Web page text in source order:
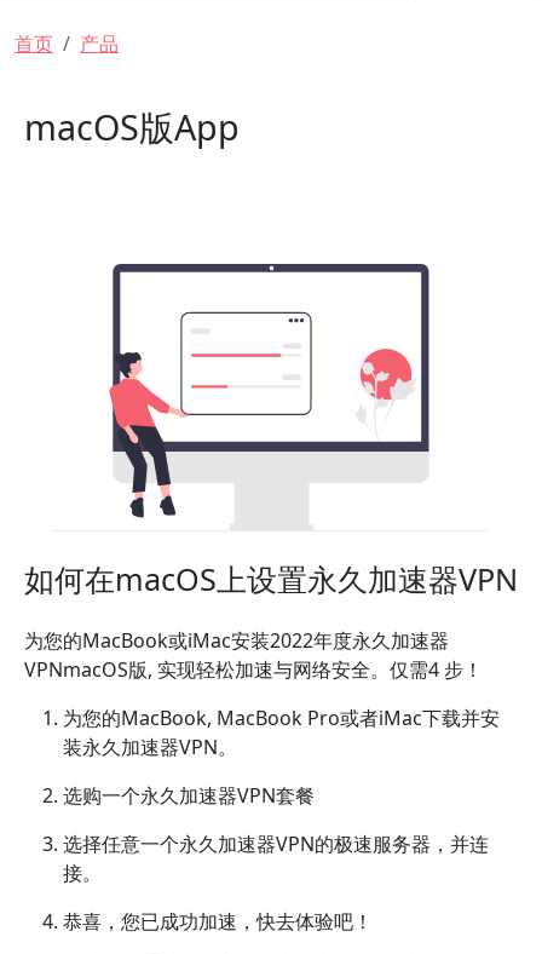
面包屑
首页 产品
macOS版App
如何在macOS上设置永久加速器VPN
为您的MacBook或iMac安装2022年度永久加速器
VPNmacOS版, 实现轻松加速与网络安全。仅需4 步！
为您的MacBook, MacBook Pro或者iMac下载并安
装永久加速器VPN。
选购一个永久加速器VPN套餐
选择任意一个永久加速器VPN的极速服务器，并连
接。
恭喜，您已成功加速，快去体验吧！